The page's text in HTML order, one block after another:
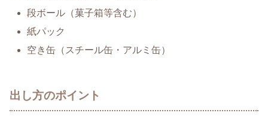
段ボール（菓子箱等含む）
紙パック
空き缶（スチール缶・アルミ缶）
出し方のポイント